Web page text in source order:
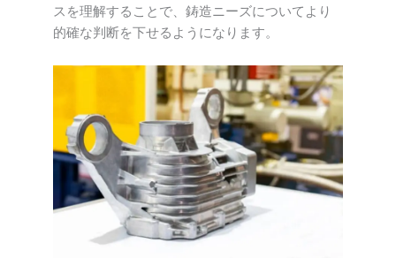
スを理解することで、鋳造ニーズについてより
的確な判断を下せるようになります。